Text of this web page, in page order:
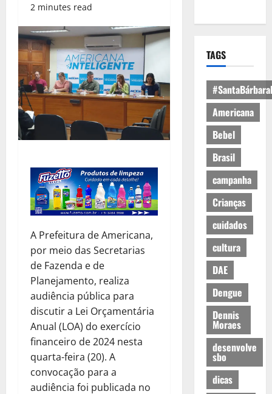
2 minutes read
A Prefeitura de Americana,
por meio das Secretarias
de Fazenda e de
Planejamento, realiza
audiência pública para
discutir a Lei Orçamentária
Anual (LOA) do exercício
financeiro de 2024 nesta
quarta-feira (20). A
convocação para a
audiência foi publicada no
TAGS
Americana
Bebel
Brasil
campanha
Crianças
cuidados
cultura
DAE
Dengue
Dennis
Moraes
desenvolve
sbo
dicas